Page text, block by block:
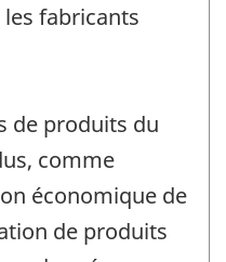
fabricants
de produits du
comme
économique de
de produits